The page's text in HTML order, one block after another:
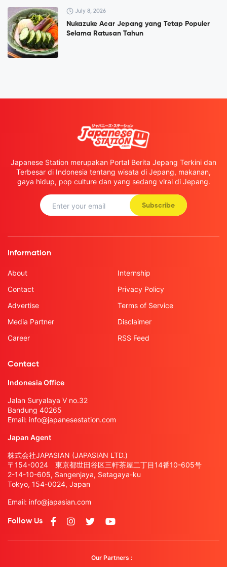
July 8, 2026
Nukazuke Acar Jepang yang Tetap Populer
Selama Ratusan Tahun
Japanese Station merupakan Portal Berita Jepang Terkini dan
Terbesar di Indonesia tentang wisata di Jepang, makanan,
gaya hidup, pop culture dan yang sedang viral di Jepang.
Subscribe
Information
About
Contact
Advertise
Media Partner
Career
Internship
Privacy Policy
Terms of Service
Disclaimer
RSS Feed
Contact
Indonesia Office
Jalan Suryalaya V no.32
Bandung 40265
Email: info@japanesestation.com
Japan Agent
株式会社JAPASIAN (JAPASIAN LTD.)
〒154-0024 東京都世田谷区三軒茶屋二丁目14番10-605号
2-14-10-605, Sangenjaya, Setagaya-ku
Tokyo, 154-0024, Japan
Email: info@japasian.com
Follow Us
Our Partners :